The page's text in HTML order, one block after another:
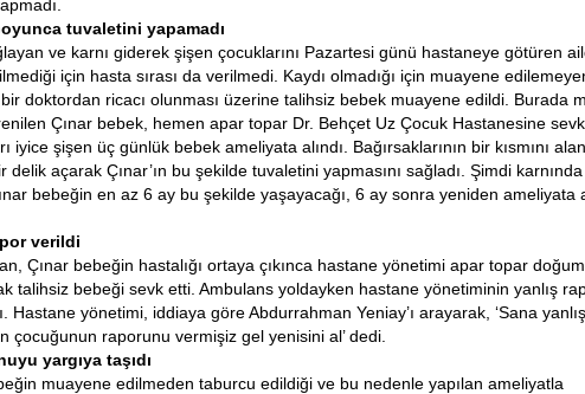
tuvaletini yapamadı
ve karnı giderek şişen çocuklarını Pazartesi günü hastaneye götüren
için hasta sırası da verilmedi. Kaydı olmadığı için muayene
doktordan ricacı olunması üzerine talihsiz bebek muayene edildi. Burada
Çınar bebek, hemen apar topar Dr. Behçet Uz Çocuk Hastanesine sevk
iyice şişen üç günlük bebek ameliyata alındı. Bağırsaklarının bir kısmını
delik açarak Çınar’ın bu şekilde tuvaletini yapmasını sağladı. Şimdi
bebeğin en az 6 ay bu şekilde yaşayacağı, 6 ay sonra yeniden ameliyata
verildi
Çınar bebeğin hastalığı ortaya çıkınca hastane yönetimi apar topar
talihsiz bebeği sevk etti. Ambulans yoldayken hastane yönetiminin yanlış
Hastane yönetimi, iddiaya göre Abdurrahman Yeniay’ı arayarak, ‘Sana
çocuğunun raporunu vermişiz gel yenisini al’ dedi.
yargıya taşıdı
muayene edilmeden taburcu edildiği ve bu nedenle yapılan ameliyatla